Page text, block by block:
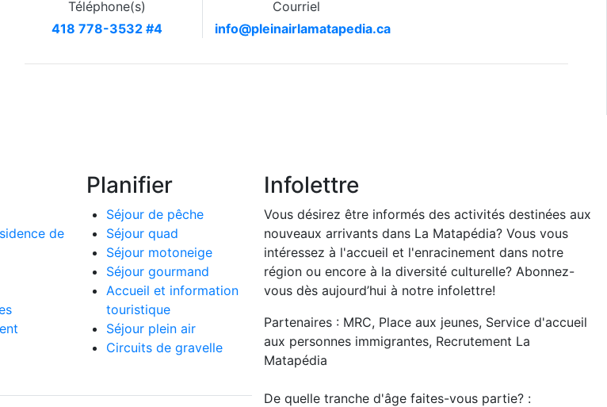
Téléphone(s)
418 778-3532 #4
Courriel
info@pleinairlamatapedia.ca
de
Planifier
Séjour de pêche
Séjour quad
Séjour motoneige
Séjour gourmand
Accueil et information
touristique
Séjour plein air
Circuits de gravelle
Infolettre
Vous désirez être informés des activités destinées aux
nouveaux arrivants dans La Matapédia? Vous vous
intéressez à l'accueil et l'enracinement dans notre
région ou encore à la diversité culturelle? Abonnez-
vous dès aujourd’hui à notre infolettre!
Partenaires : MRC, Place aux jeunes, Service d'accueil
aux personnes immigrantes, Recrutement La
Matapédia
De quelle tranche d'âge faites-vous partie? :